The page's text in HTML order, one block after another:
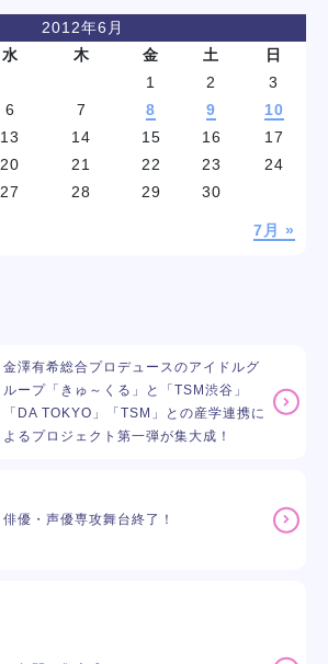
2012年6月
水 木 金 土 日
7月 »
1 2
3
6 7 8 9
10
13 14 15 16
17
20 21 22 23
24
27 28 29 30
金澤有希総合プロデュースのアイドルグ
ループ「きゅ～くる」と「TSM渋谷」
「DA TOKYO」「TSM」との産学連携に
よるプロジェクト第一弾が集大成！
俳優・声優専攻舞台終了！